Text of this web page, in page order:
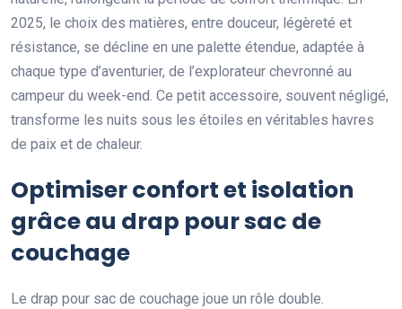
2025, le choix des matières, entre douceur, légèreté et
résistance, se décline en une palette étendue, adaptée à
chaque type d’aventurier, de l’explorateur chevronné au
campeur du week-end. Ce petit accessoire, souvent négligé,
transforme les nuits sous les étoiles en véritables havres
de paix et de chaleur.
Optimiser confort et isolation
grâce au drap pour sac de
couchage
Le drap pour sac de couchage joue un rôle double.